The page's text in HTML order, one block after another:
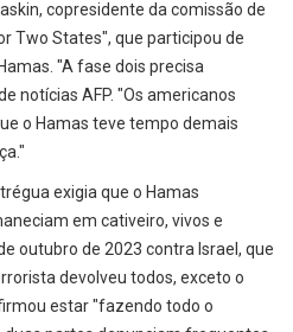
copresidente da comissão de
Two States", que participou de
"A fase dois precisa
notícias AFP. "Os americanos
o Hamas teve tempo demais
exigia que o Hamas
em cativeiro, vivos e
outubro de 2023 contra Israel, que
devolveu todos, exceto o
estar "fazendo todo o